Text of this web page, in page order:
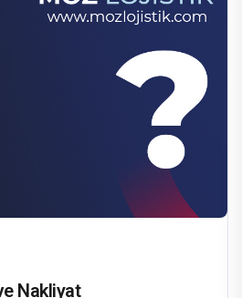
Nakliyat